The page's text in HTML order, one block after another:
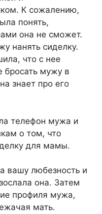
К сожалению,
понять,
она не сможет.
нанять сиделку.
что с нее
бросать мужу в
знает про его
телефон мужа и
о том, что
для мамы.
вашу любезность и
она. Затем
профиля мужа,
мать.